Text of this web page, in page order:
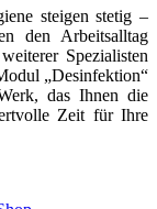
steigen stetig –
den Arbeitsalltag
Spezialisten
„Desinfektion“
das Ihnen die
Zeit für Ihre